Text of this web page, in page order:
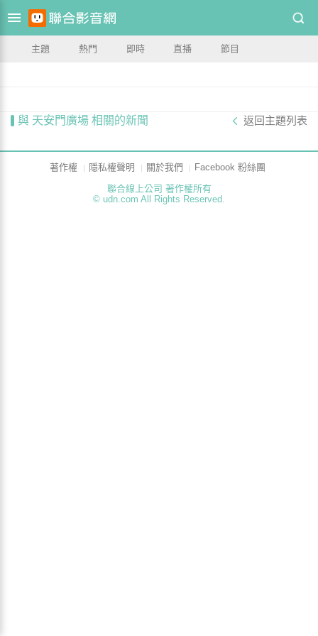
主題 熱門 即時 直播 節目
與 天安門廣場 相關的新聞 返回主題列表
著作權 隱私權聲明 關於我們
Facebook 粉絲團
聯合線上公司 著作權所有
© udn.com All Rights Reserved.